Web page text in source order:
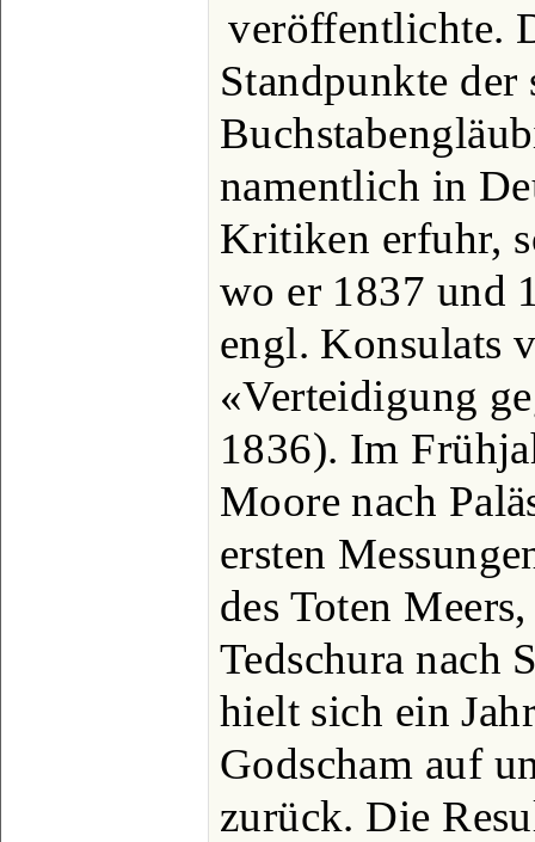
veröffentlichte.
Standpunkte der
namentlich in
Kritiken erfuhr,
wo er 1837 und
engl. Konsulats
«Verteidigung
1836). Im
Moore nach
ersten
des Toten
Tedschura nach
hielt sich ein
Godscham auf
zurück. Die